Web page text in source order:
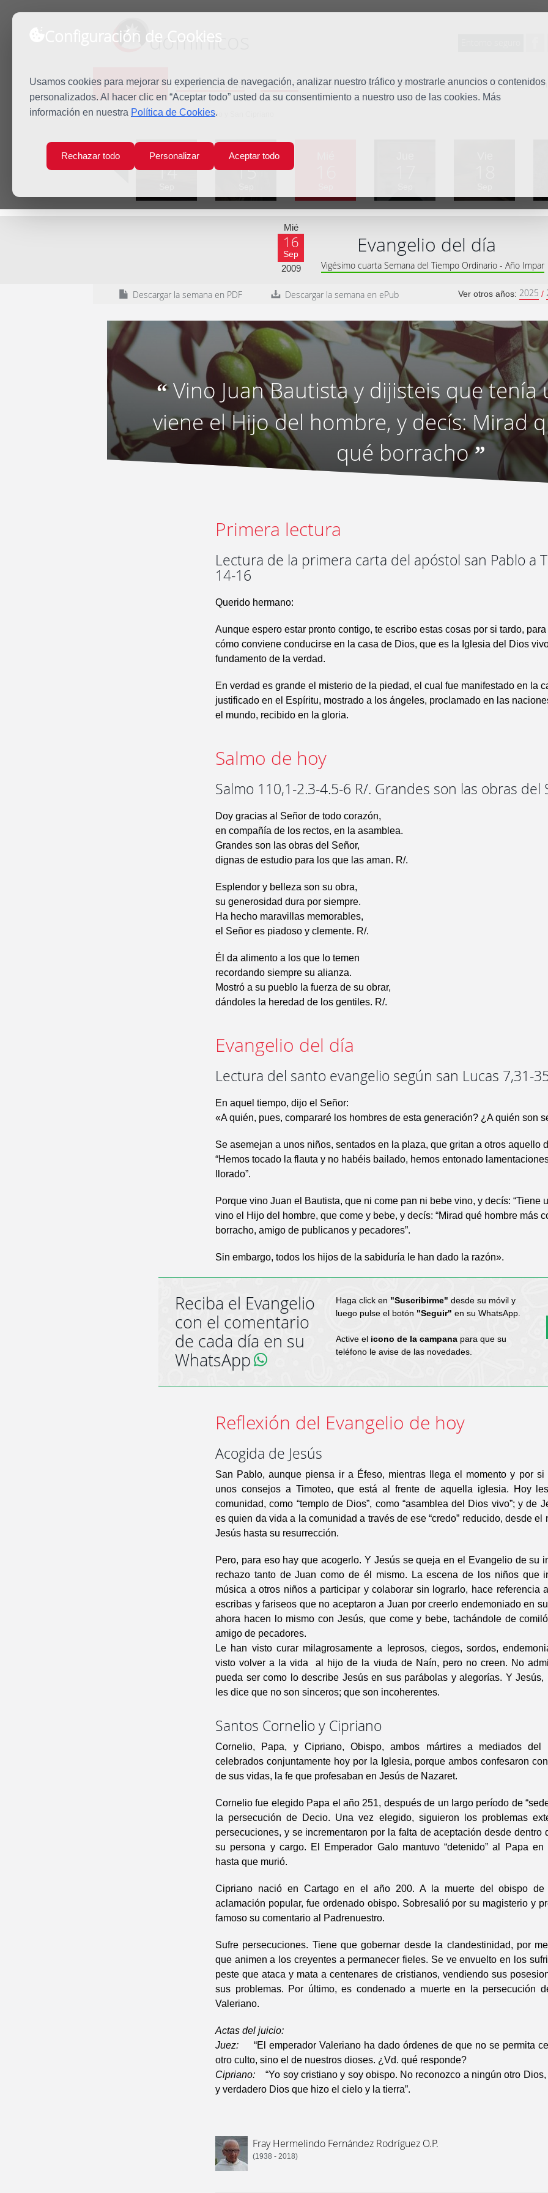
Configuración de Cookies
Usamos cookies para mejorar su experiencia de navegación, analizar nuestro tráfico y mostrarle anuncios o contenidos
personalizados. Al hacer clic en “Aceptar todo” usted da su consentimiento a nuestro uso de las cookies. Más
información en nuestra Política de Cookies.
Rechazar todo Personalizar Aceptar todo
dominicos
Predicación Espiritualidad Estudio Quiénes somos Misión Vocaciones Familia
Inicio Predicación San Cornelio y San Cipriano
Lun
14
Mar
15
Mié
16
Sep
2009
Evangelio del día
Vigésimo cuarta Semana del Tiempo Ordinario - Año Impar
Descargar la semana en PDF Descargar la semana en ePub Ver otros años: 2025 /
“Vino Juan Bautista y dijisteis que
viene el Hijo del hombre, y decís: Mirad
qué borracho”
Primera lectura
Lectura de la primera carta del apóstol san Pablo a
14-16
Querido hermano:
Aunque espero estar pronto contigo, te escribo estas cosas por si tardo,
cómo conviene conducirse en la casa de Dios, que es la Iglesia del Dios
fundamento de la verdad.
En verdad es grande el misterio de la piedad, el cual fue manifestado en la
justificado en el Espíritu, mostrado a los ángeles, proclamado en las
el mundo, recibido en la gloria.
Salmo de hoy
Salmo 110,1-2.3-4.5-6 R/. Grandes son las obras del
Doy gracias al Señor de todo corazón,
en compañía de los rectos, en la asamblea.
Grandes son las obras del Señor,
dignas de estudio para los que las aman. R/.
Esplendor y belleza son su obra,
su generosidad dura por siempre.
Ha hecho maravillas memorables,
el Señor es piadoso y clemente. R/.
Él da alimento a los que lo temen
recordando siempre su alianza.
Mostró a su pueblo la fuerza de su obrar,
dándoles la heredad de los gentiles. R/.
Evangelio del día
Lectura del santo evangelio según san Lucas 7,31-
En aquel tiempo, dijo el Señor:
«A quién, pues, compararé los hombres de esta generación? ¿A quién son
Se asemejan a unos niños, sentados en la plaza, que gritan a otros aquello
“Hemos tocado la flauta y no habéis bailado, hemos entonado
llorado”.
Porque vino Juan el Bautista, que ni come pan ni bebe vino, y decís: “Tiene
vino el Hijo del hombre, que come y bebe, y decís: “Mirad qué hombre más
borracho, amigo de publicanos y pecadores”.
Sin embargo, todos los hijos de la sabiduría le han dado la razón».
Reciba el Evangelio
con el comentario
de cada día en su
WhatsApp
Haga click en "Suscribirme" desde su móvil y
luego pulse el botón "Seguir" en su WhatsApp.
Active el icono de la campanapara que su
teléfono le avise de las novedades.
Reflexión del Evangelio de hoy
Acogida de Jesús
San Pablo, aunque piensa ir a Éfeso, mientras llega el momento y por si
unos consejos a Timoteo, que está al frente de aquella iglesia. Hoy
comunidad, como “templo de Dios”, como “asamblea del Dios vivo”; y de
es quien da vida a la comunidad a través de ese “credo” reducido, desde el
Jesús hasta su resurrección.
Pero, para eso hay que acogerlo. Y Jesús se queja en el Evangelio de su
rechazo tanto de Juan como de él mismo. La escena de los niños que
música a otros niños a participar y colaborar sin lograrlo, hace referencia
escribas y fariseos que no aceptaron a Juan por creerlo endemoniado en
ahora hacen lo mismo con Jesús, que come y bebe, tachándole de
amigo de pecadores.
Le han visto curar milagrosamente a leprosos, ciegos, sordos,
visto volver a la vida al hijo de la viuda de Naín, pero no creen. No
pueda ser como lo describe Jesús en sus parábolas y alegorías. Y Jesús,
les dice que no son sinceros; que son incoherentes.
Santos Cornelio y Cipriano
Cornelio, Papa, y Cipriano, Obispo, ambos mártires a mediados del
celebrados conjuntamente hoy por la Iglesia, porque ambos confesaron
de sus vidas, la fe que profesaban en Jesús de Nazaret.
Cornelio fue elegido Papa el año 251, después de un largo período de
la persecución de Decio. Una vez elegido, siguieron los problemas
persecuciones, y se incrementaron por la falta de aceptación desde dentro
su persona y cargo. El Emperador Galo mantuvo “detenido” al Papa en
hasta que murió.
Cipriano nació en Cartago en el año 200. A la muerte del obispo de
aclamación popular, fue ordenado obispo. Sobresalió por su magisterio y
famoso su comentario al Padrenuestro.
Sufre persecuciones. Tiene que gobernar desde la clandestinidad, por
que animen a los creyentes a permanecer fieles. Se ve envuelto en los
peste que ataca y mata a centenares de cristianos, vendiendo sus
sus problemas. Por último, es condenado a muerte en la persecución
Valeriano.
Actas del juicio:
Juez:
“El emperador Valeriano ha dado órdenes de que no se permita
otro culto, sino el de nuestros dioses. ¿Vd. qué responde?
Cipriano:
“Yo soy cristiano y soy obispo. No reconozco a ningún otro
y verdadero Dios que hizo el cielo y la tierra”.
Fray Hermelindo Fernández Rodríguez O.P.
(1938 - 2018)